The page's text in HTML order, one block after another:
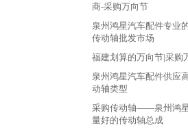
商-采购万向节
泉州鸿星汽车配件专业
传动轴批发市场
福建划算的万向节|采购
泉州鸿星汽车配件供应
动轴类型
采购传动轴——泉州鸿
量好的传动轴总成